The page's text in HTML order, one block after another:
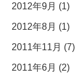
2012年9月 (1)
2012年8月 (1)
2011年11月 (7)
2011年6月 (2)